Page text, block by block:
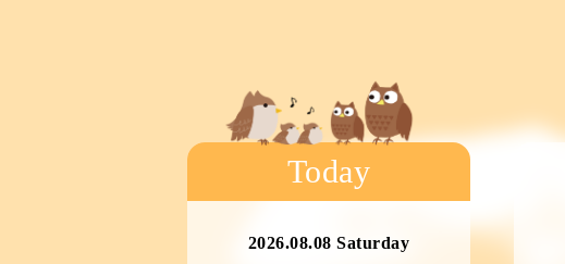
Today
2026.08.08 Saturday